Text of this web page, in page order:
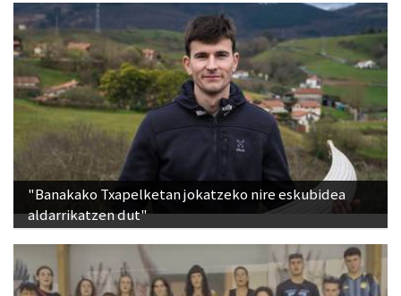
"Banakako Txapelketan jokatzeko nire eskubidea
aldarrikatzen dut"